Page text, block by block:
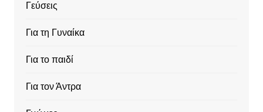
Γεύσεις
Για τη Γυναίκα
Για το παιδί
Για τον Άντρα